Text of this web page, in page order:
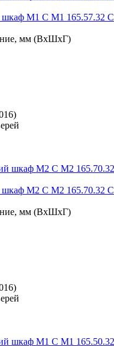
M1 С М1 165.57.32 C
мм (ВхШхГ)
M2 C М2 165.70.32 С
мм (ВхШхГ)